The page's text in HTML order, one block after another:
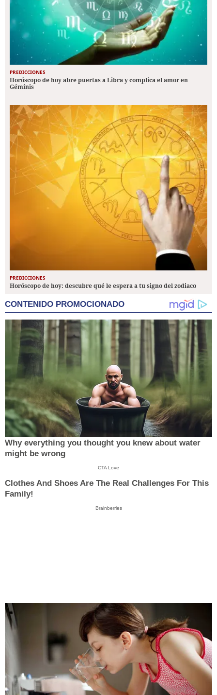
PREDICCIONES
Horóscopo de hoy abre puertas a Libra y complica el amor en
Géminis
PREDICCIONES
Horóscopo de hoy: descubre qué le espera a tu signo del zodiaco
CONTENIDO PROMOCIONADO
Why everything you thought you knew about water
might be wrong
CTA Love
Clothes And Shoes Are The Real Challenges For This
Family!
Brainberries